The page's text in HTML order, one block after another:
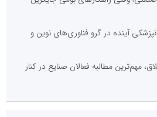
آینده در گرو فناوری‌های نوین و
مهم‌ترین مطالبه فعالان صنایع در کنار